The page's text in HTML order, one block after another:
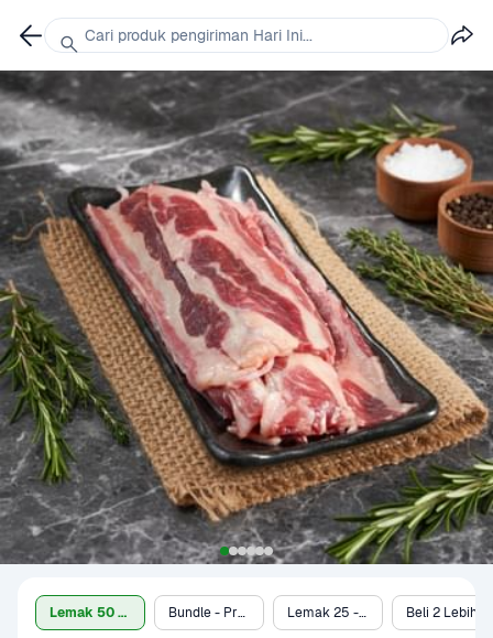
Lemak 50 - 60% (250 g) Bundle - Protein + Dry Groceries Lemak 25 - 30% (250 g)
Cari produk pengiriman Hari Ini...